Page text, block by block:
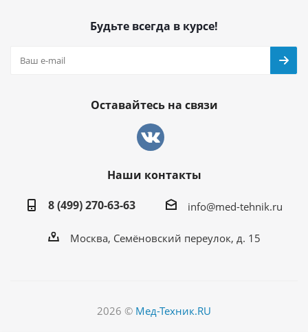
Будьте всегда в курсе!
Оставайтесь на связи
Наши контакты
8 (499) 270-63-63
info@med-tehnik.ru
Москва, Семёновский переулок, д. 15
2026 © Мед-Техник.RU